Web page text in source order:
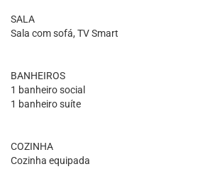
SALA
Sala com sofá, TV Smart
BANHEIROS
1 banheiro social
1 banheiro suíte
COZINHA
Cozinha equipada